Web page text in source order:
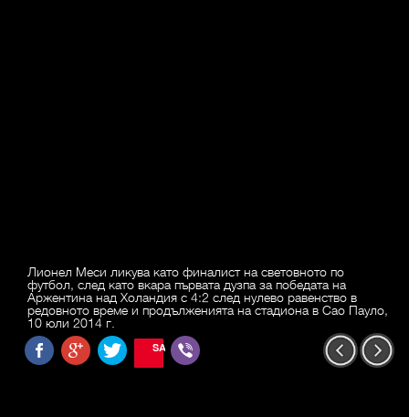
Лионел Меси ликува като финалист на световното по
футбол, след като вкара първата дузпа за победата на
Аржентина над Холандия с 4:2 след нулево равенство в
редовното време и продълженията на стадиона в Сао Пауло,
10 юли 2014 г.
SAVE